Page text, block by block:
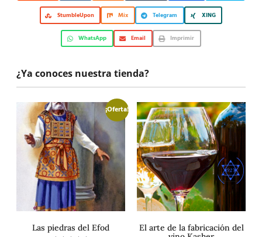
StumbleUpon Mix Telegram XING
WhatsApp Email Imprimir
¿Ya conoces nuestra tienda?
¡Oferta!
Las piedras del Efod
El arte de la fabricación del